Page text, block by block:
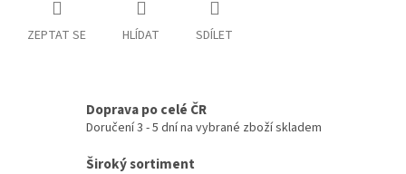
ZEPTAT SE HLÍDAT SDÍLET
Doprava po celé ČR
Doručení 3 - 5 dní na vybrané zboží skladem
Široký sortiment